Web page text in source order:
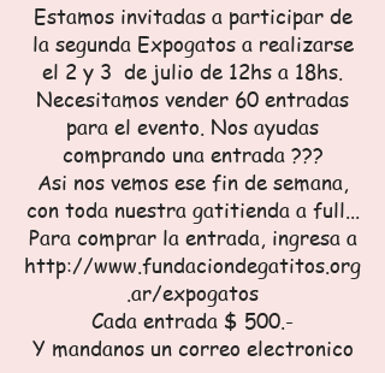
Estamos invitadas a participar de
la segunda Expogatos a realizarse
el 2 y 3 de julio de 12hs a 18hs.
Necesitamos vender 60 entradas
para el evento. Nos ayudas
comprando una entrada ???
Asi nos vemos ese fin de semana,
con toda nuestra gatitienda a full...
Para comprar la entrada, ingresa a
http://www.fundaciondegatitos.org
.ar/expogatos
Cada entrada $ 500.-
Y mandanos un correo electronico